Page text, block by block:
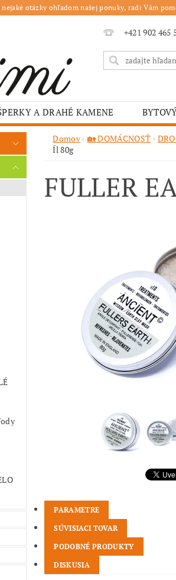
otázky ohľadom našej ponuky, radi Vám
+421 902 465
A DRAHÉ KAMENE
JESENNÉ OBRUSY 🎄
🐣VEĽKONOČNÝ TOVAR
ŠKOLY A VEREJNÉ ZARIADENIA
Domov 🏡 DOMÁCNOSŤ
Íl 80g
FULLER
PARAMETRE
SÚVISIACI TOVAR
PODOBNÉ PRODUKTY
DISKUSIA